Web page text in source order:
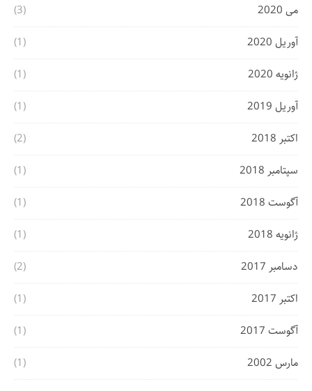
می 2020
(3)
آوریل 2020
(1)
ژانویه 2020
(1)
آوریل 2019
(1)
اکتبر 2018
(2)
سپتامبر 2018
(1)
آگوست 2018
(1)
ژانویه 2018
(1)
دسامبر 2017
(2)
اکتبر 2017
(1)
آگوست 2017
(1)
مارس 2002
(1)